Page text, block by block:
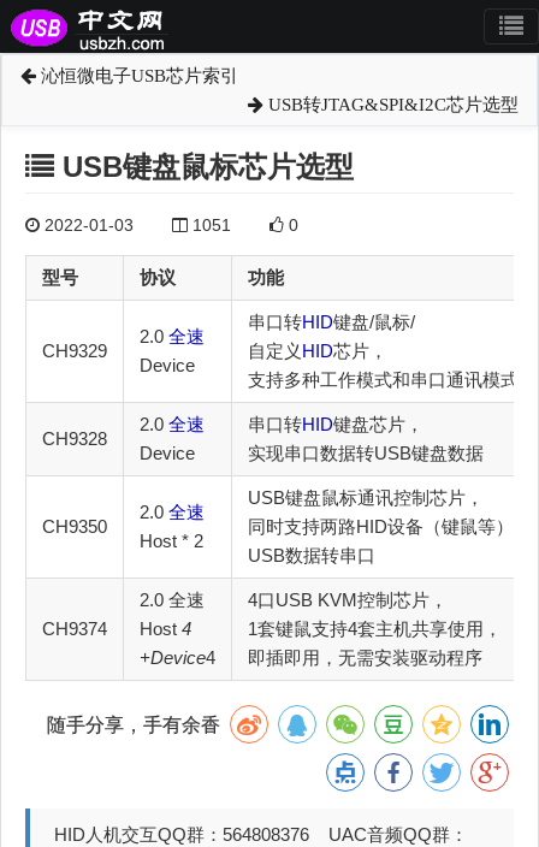
沁恒微电子USB芯片索引
USB转JTAG&SPI&I2C芯片选型
USB键盘鼠标芯片选型
2022-01-03 1051 0
型号 协议 功能
CH9329
2.0 全速
Device
串口转HID键盘/鼠标/
自定义 HID芯片，
支持多种工作模式和串口通讯模式
CH9328
2.0 全速
Device
串口转HID键盘芯片，
实现串口数据转USB键盘数据
CH9350
2.0 全速
Host * 2
USB键盘鼠标通讯控制芯片，
同时支持两路HID设备（键鼠等）
USB数据转串口
CH9374
2.0 全速
Host 4
+Device4
4口USB KVM控制芯片，
1套键鼠支持4套主机共享使用，
即插即用，无需安装驱动程序
随手分享，手有余香
HID人机交互QQ群：564808376 UAC音频QQ群：